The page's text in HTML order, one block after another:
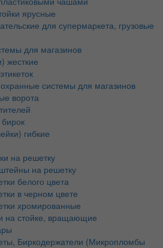
ярусные
для супермаркета, грузовые
для магазинов
жесткие
системы для магазинов
ворота
гибкие
на решетку
на решетку
белого цвета
в черном цвете
хромированные
на стойке, вращающие
Биркодержатели (Микропломбы